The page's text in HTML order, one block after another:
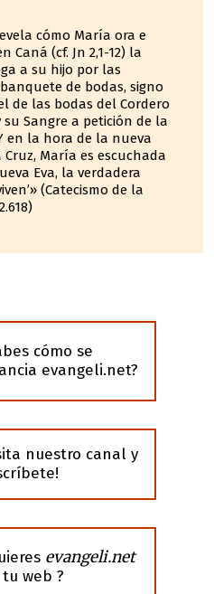
cómo María ora e
Caná (cf. Jn 2,1-12) la
a su hijo por las
de bodas, signo
de las bodas del Cordero
Sangre a petición de la
en la hora de la nueva
María es escuchada
Eva, la verdadera
(Catecismo de la
cómo se
evangeli.net?
nuestro canal y
evangeli.net
web ?